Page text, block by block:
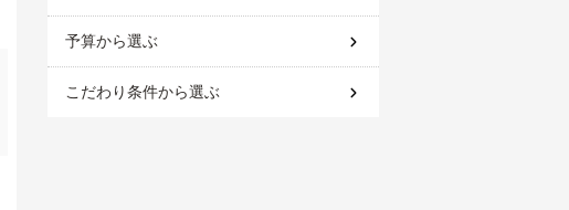
予算から選ぶ
こだわり条件から選ぶ